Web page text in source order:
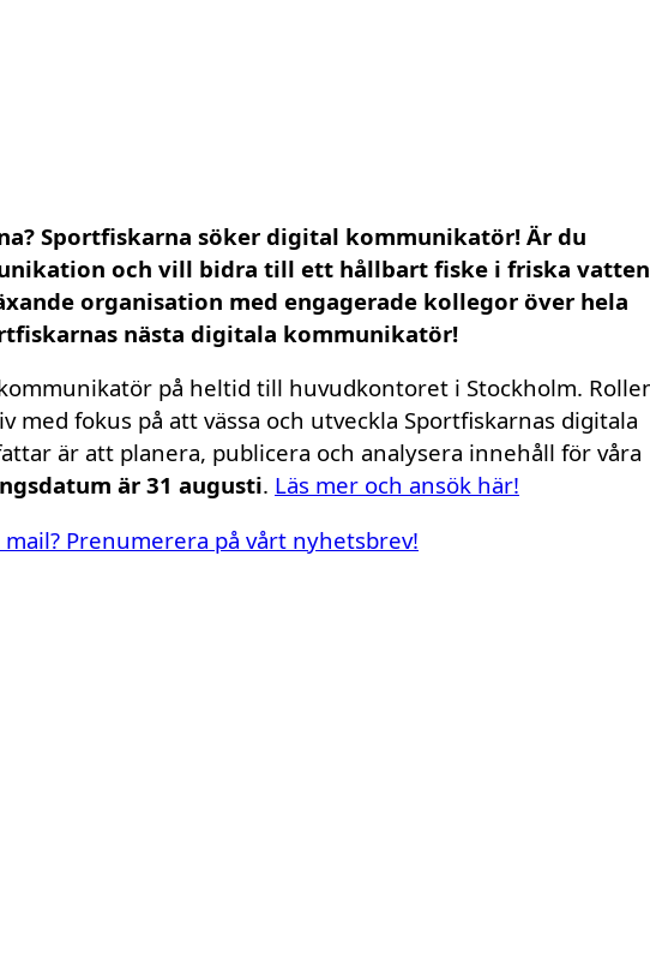
Sportfiskarna söker digital kommunikatör! Är du
och vill bidra till ett hållbart fiske i friska
organisation med engagerade kollegor över hela
nästa digitala kommunikatör!
på heltid till huvudkontoret i Stockholm.
med fokus på att vässa och utveckla Sportfiskarnas digitala
är att planera, publicera och analysera innehåll för våra
är 31 augusti. Läs mer och ansök här!
Prenumerera på vårt nyhetsbrev!